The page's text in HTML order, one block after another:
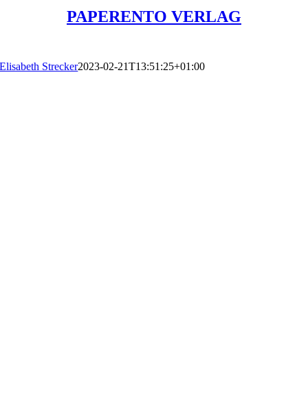
PAPERENTO VERLAG
Elisabeth Strecker2023-02-21T13:51:25+01:00